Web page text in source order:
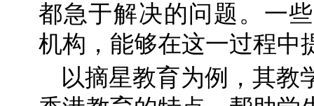
都急于解决的问题。一
机构，能够在这一过程中
以摘星教育为例，其教